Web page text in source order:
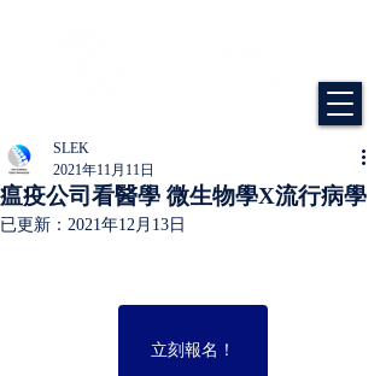
瘟疫公司看醫學 微生物學X流行病學
SLEK
2021年11月11日
已更新： 2021年12月13日
立刻報名！